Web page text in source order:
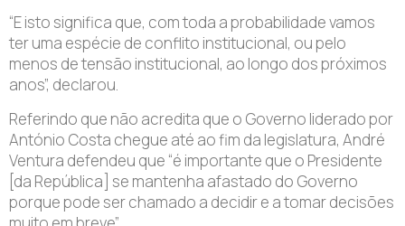
“E isto significa que, com toda a probabilidade vamos
ter uma espécie de conflito institucional, ou pelo
menos de tensão institucional, ao longo dos próximos
anos”, declarou.
Referindo que não acredita que o Governo liderado por
António Costa chegue até ao fim da legislatura, André
Ventura defendeu que “é importante que o Presidente
[da República] se mantenha afastado do Governo
porque pode ser chamado a decidir e a tomar decisões